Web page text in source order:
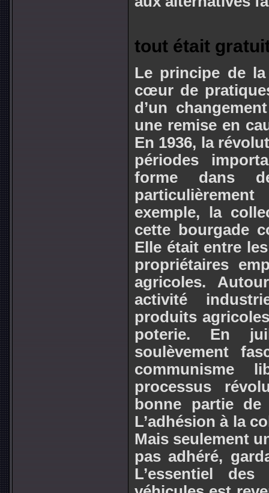
tout était
Le principe de
cœur de
d’un
une remise en
En 1936, la
périodes
forme dans
exemple, la
cette bourgade
Elle était entre
propriétaires
agricoles.
activité
produits
poterie. En
soulèvement
communisme
processus
bonne partie
L’adhésion à la
Mais seulement
pas adhéré,
L’essentiel des